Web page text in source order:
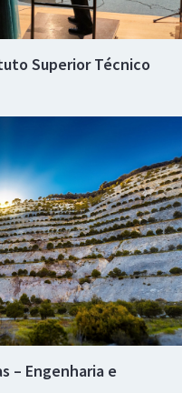
Superior Técnico
– Engenharia e